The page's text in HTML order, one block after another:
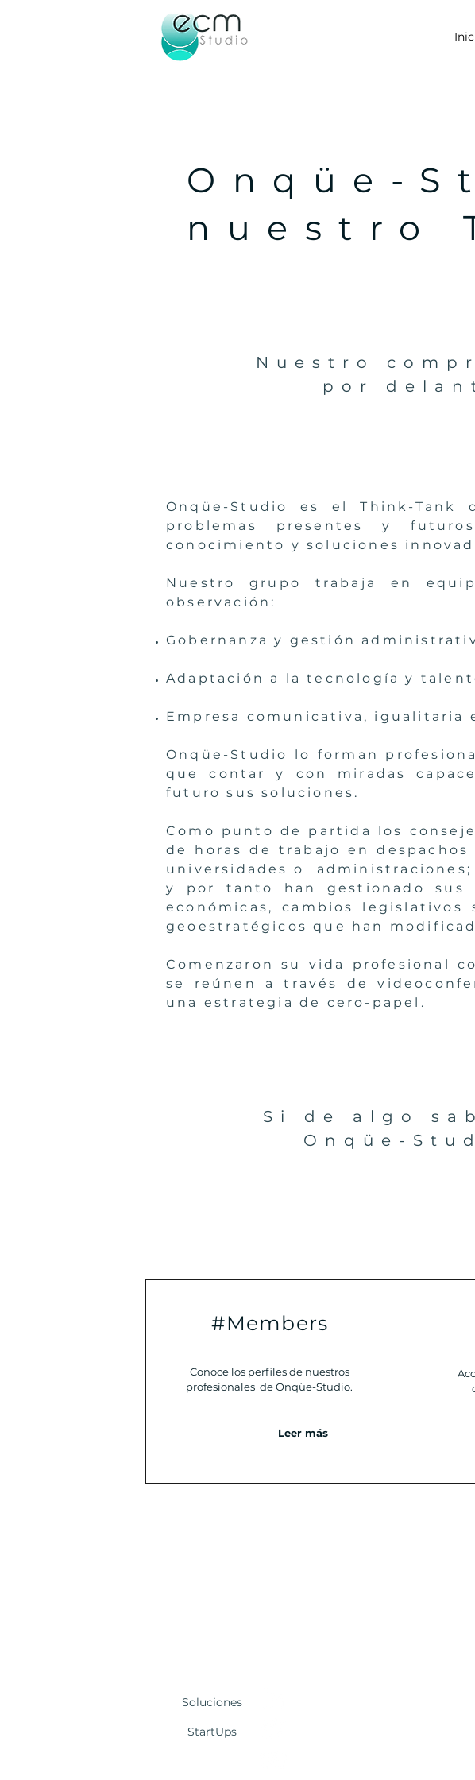
Onqüe-
nuestro
Nuestro
por
Onqüe-Studio es el Think-
problemas presentes y
conocimiento y soluciones
Nuestro grupo trabaja en
observación:
Gobernanza y gestión
Adaptación a la tecnología y
Empresa comunicativa, igualitaria
Onqüe-Studio lo forman
que contar y con miradas
futuro sus soluciones.
Como punto de partida los
de horas de trabajo en despachos
universidades o
y por tanto han gestionado sus
económicas, cambios
geoestratégicos que han
Comenzaron su vida profesional
se reúnen a través de
una estrategia de cero-papel.
Si de algo
Onqüe-
#Members
Conoce los perfiles de nuestros
profesionales de Onqüe-Studio.
Leer más
Soluciones
StartUps